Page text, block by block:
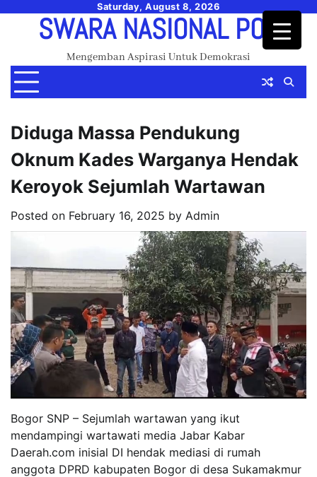
Saturday, August 8, 2026
SWARA NASIONAL POS
Mengemban Aspirasi Untuk Demokrasi
Diduga Massa Pendukung
Oknum Kades Warganya Hendak
Keroyok Sejumlah Wartawan
Posted on February 16, 2025 by Admin
Bogor SNP – Sejumlah wartawan yang ikut
mendampingi wartawati media Jabar Kabar
Daerah.com inisial DI hendak mediasi di rumah
anggota DPRD kabupaten Bogor di desa Sukamakmur